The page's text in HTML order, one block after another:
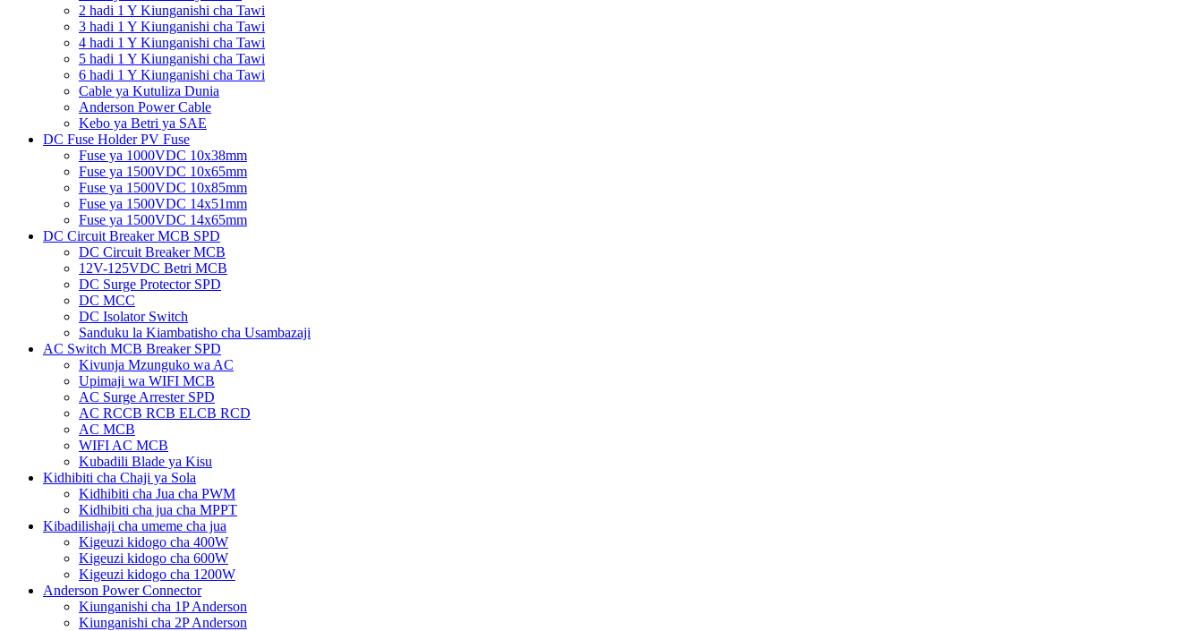
2 hadi 1 Y Kiunganishi cha Tawi
3 hadi 1 Y Kiunganishi cha Tawi
4 hadi 1 Y Kiunganishi cha Tawi
5 hadi 1 Y Kiunganishi cha Tawi
6 hadi 1 Y Kiunganishi cha Tawi
Cable ya Kutuliza Dunia
Anderson Power Cable
Kebo ya Betri ya SAE
DC Fuse Holder PV Fuse
Fuse ya 1000VDC 10x38mm
Fuse ya 1500VDC 10x65mm
Fuse ya 1500VDC 10x85mm
Fuse ya 1500VDC 14x51mm
Fuse ya 1500VDC 14x65mm
DC Circuit Breaker MCB SPD
DC Circuit Breaker MCB
12V-125VDC Betri MCB
DC Surge Protector SPD
DC MCC
DC Isolator Switch
Sanduku la Kiambatisho cha Usambazaji
AC Switch MCB Breaker SPD
Kivunja Mzunguko wa AC
Upimaji wa WIFI MCB
AC Surge Arrester SPD
AC RCCB RCB ELCB RCD
AC MCB
WIFI AC MCB
Kubadili Blade ya Kisu
Kidhibiti cha Chaji ya Sola
Kidhibiti cha Jua cha PWM
Kidhibiti cha jua cha MPPT
Kibadilishaji cha umeme cha jua
Kigeuzi kidogo cha 400W
Kigeuzi kidogo cha 600W
Kigeuzi kidogo cha 1200W
Anderson Power Connector
Kiunganishi cha 1P Anderson
Kiunganishi cha 2P Anderson